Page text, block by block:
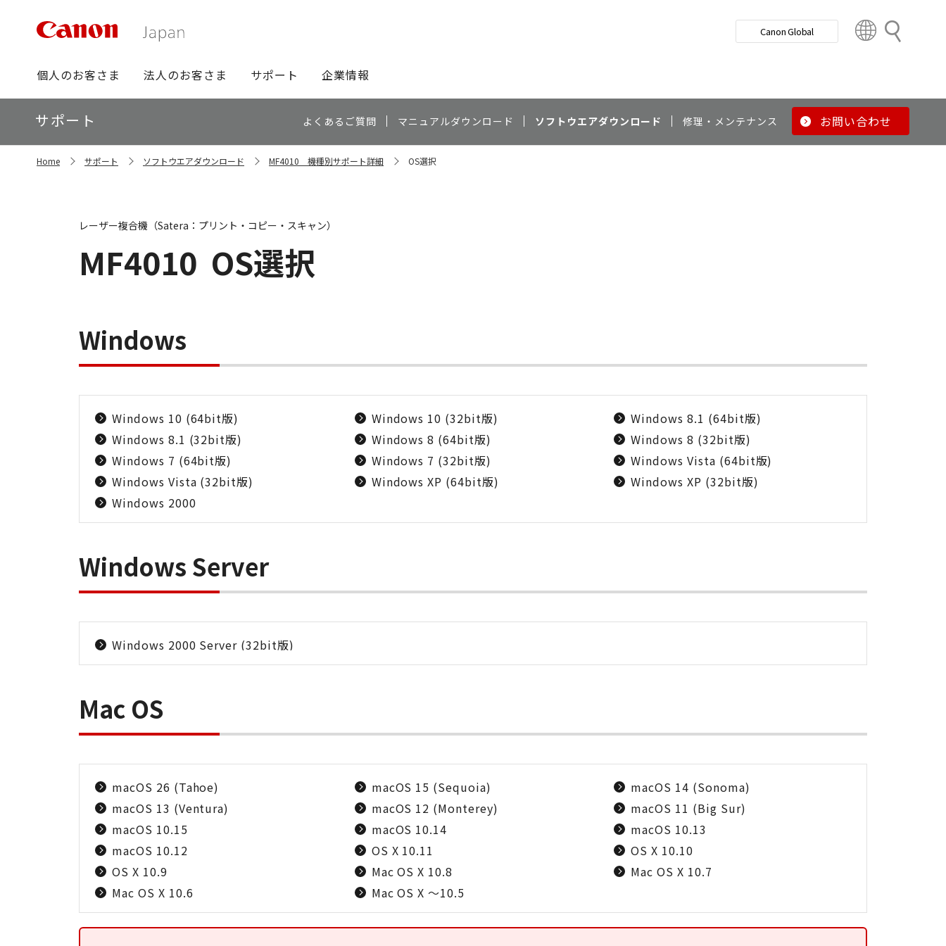
検
グ
ロ
ー
バ
ビ
個人のお客さま 法人のお客さま サポート 企業情報
Canon Global
t
y
ロ
ー
カ
ル
サポート よくあるご質問 マニュアルダウンロード ソフトウエアダウンロード 修理・メンテナンス お問い合わせ
Home サポート ソフトウエアダウンロード MF4010 機種別サポート詳細 OS選択
MF4010 OS選択
レーザー複合機（Satera：プリント・コピー・スキャン）
Windows
Windows 10 (64bit版) Windows 10 (32bit版)
Windows 8.1 (64bit版)
Windows 8.1 (32bit版)
Windows 8 (64bit版)
Windows 8 (32bit版)
Windows 7 (64bit版)
Windows 7 (32bit版)
Windows Vista (64bit版)
Windows Vista (32bit版)
Windows XP (64bit版)
Windows XP (32bit版)
Windows 2000
Windows Server
Windows 2000 Server (32bit版)
Mac OS
macOS 26 (Tahoe) macOS 15 (Sequoia)
macOS 14 (Sonoma)
macOS 13 (Ventura)
macOS 12 (Monterey)
macOS 11 (Big Sur)
macOS 10.15
macOS 10.14
macOS 10.13
macOS 10.12
OS X 10.11
OS X 10.10
OS X 10.9
Mac OS X 10.8
Mac OS X 10.7
Mac OS X 10.6
Mac OS X ～10.5